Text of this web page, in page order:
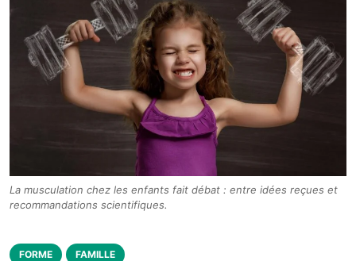
La musculation chez les enfants fait débat : entre idées reçues et
recommandations scientifiques.
FORME FAMILLE